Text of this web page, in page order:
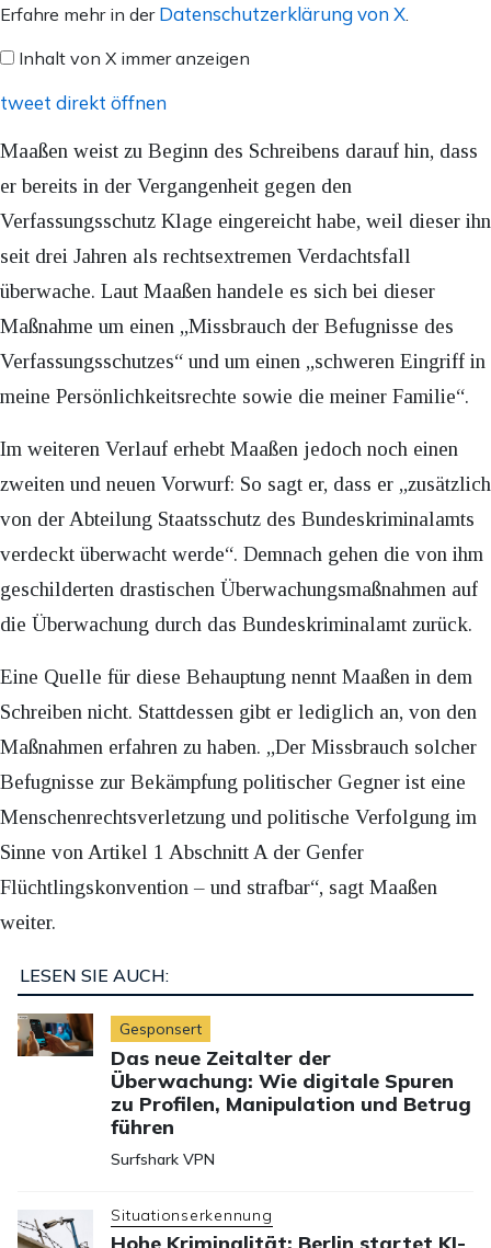
von
anzeigen
Erfahre mehr in der Datenschutzerklärung von X.
Inhalt von X immer anzeigen
tweet direkt öffnen
Maaßen weist zu Beginn des Schreibens darauf hin, dass
er bereits in der Vergangenheit gegen den
Verfassungsschutz Klage eingereicht habe, weil dieser ihn
seit drei Jahren als rechtsextremen Verdachtsfall
überwache. Laut Maaßen handele es sich bei dieser
Maßnahme um einen „Missbrauch der Befugnisse des
Verfassungsschutzes“ und um einen „schweren Eingriff in
meine Persönlichkeitsrechte sowie die meiner Familie“.
Im weiteren Verlauf erhebt Maaßen jedoch noch einen
zweiten und neuen Vorwurf: So sagt er, dass er „zusätzlich
von der Abteilung Staatsschutz des Bundeskriminalamts
verdeckt überwacht werde“. Demnach gehen die von ihm
geschilderten drastischen Überwachungsmaßnahmen auf
die Überwachung durch das Bundeskriminalamt zurück.
Eine Quelle für diese Behauptung nennt Maaßen in dem
Schreiben nicht. Stattdessen gibt er lediglich an, von den
Maßnahmen erfahren zu haben. „Der Missbrauch solcher
Befugnisse zur Bekämpfung politischer Gegner ist eine
Menschenrechtsverletzung und politische Verfolgung im
Sinne von Artikel 1 Abschnitt A der Genfer
Flüchtlingskonvention – und strafbar“, sagt Maaßen
weiter.
LESEN SIE AUCH:
Gesponsert
Das neue Zeitalter der
Überwachung: Wie digitale Spuren
zu Profilen, Manipulation und Betrug
führen
Surfshark VPN
Situationserkennung